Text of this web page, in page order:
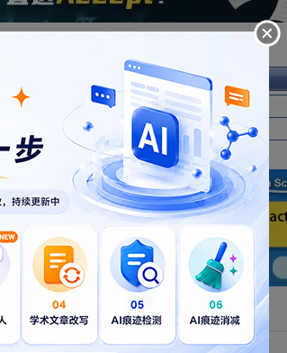
多期刊资讯？
期刊，分享您的投稿经验。
速注册
号？去 登录